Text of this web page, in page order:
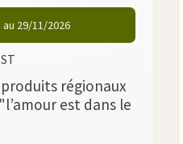
au 29/11/2026
régionaux
est dans le